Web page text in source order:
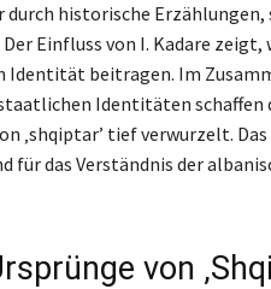
historische Erzählungen,
Einfluss von I. Kadare
Identität beitragen. Im
Identitäten schaffen
‚shqiptar’ tief verwurzelt.
für das Verständnis der
von